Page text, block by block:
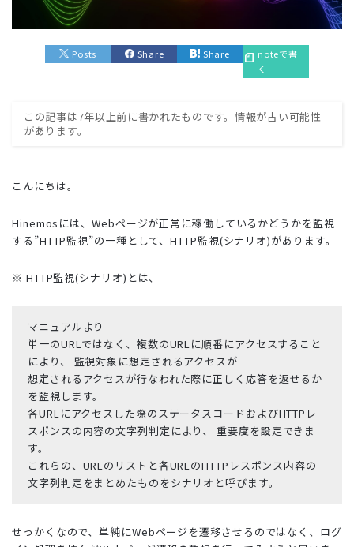
Posts Share Share
noteで書
く
この記事は7年以上前に書かれたものです。情報が古い可能性
があります。
こんにちは。
Hinemosには、Webページが正常に稼働しているかどうかを監視
する”HTTP監視”の一種として、HTTP監視(シナリオ)があります。
※ HTTP監視(シナリオ)とは、
マニュアルより
単一のURLではなく、複数のURLに順番にアクセスすること
により、 監視対象に想定されるアクセスが
想定されるアクセスが行なわれた際に正しく応答を返せるか
を監視します。
各URLにアクセスした際のステータスコードおよびHTTPレ
スポンスの内容の文字列判定により、 重要度を設定できま
す。
これらの、URLのリストと各URLのHTTPレスポンス内容の
文字列判定をまとめたものをシナリオと呼びます。
せっかくなので、単純にWebページを遷移させるのではなく、ログ